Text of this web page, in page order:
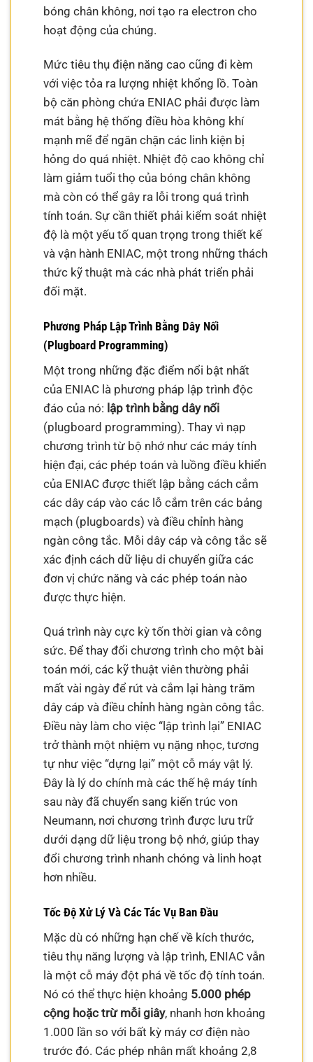
bóng chân không, nơi tạo ra electron cho
hoạt động của chúng.
Mức tiêu thụ điện năng cao cũng đi kèm
với việc tỏa ra lượng nhiệt khổng lồ. Toàn
bộ căn phòng chứa ENIAC phải được làm
mát bằng hệ thống điều hòa không khí
mạnh mẽ để ngăn chặn các linh kiện bị
hỏng do quá nhiệt. Nhiệt độ cao không chỉ
làm giảm tuổi thọ của bóng chân không
mà còn có thể gây ra lỗi trong quá trình
tính toán. Sự cần thiết phải kiểm soát nhiệt
độ là một yếu tố quan trọng trong thiết kế
và vận hành ENIAC, một trong những thách
thức kỹ thuật mà các nhà phát triển phải
đối mặt.
Phương Pháp Lập Trình Bằng Dây Nối
(Plugboard Programming)
Một trong những đặc điểm nổi bật nhất
của ENIAC là phương pháp lập trình độc
đáo của nó: lập trình bằng dây nối
(plugboard programming). Thay vì nạp
chương trình từ bộ nhớ như các máy tính
hiện đại, các phép toán và luồng điều khiển
của ENIAC được thiết lập bằng cách cắm
các dây cáp vào các lỗ cắm trên các bảng
mạch (plugboards) và điều chỉnh hàng
ngàn công tắc. Mỗi dây cáp và công tắc sẽ
xác định cách dữ liệu di chuyển giữa các
đơn vị chức năng và các phép toán nào
được thực hiện.
Quá trình này cực kỳ tốn thời gian và công
sức. Để thay đổi chương trình cho một bài
toán mới, các kỹ thuật viên thường phải
mất vài ngày để rút và cắm lại hàng trăm
dây cáp và điều chỉnh hàng ngàn công tắc.
Điều này làm cho việc “lập trình lại” ENIAC
trở thành một nhiệm vụ nặng nhọc, tương
tự như việc “dựng lại” một cỗ máy vật lý.
Đây là lý do chính mà các thế hệ máy tính
sau này đã chuyển sang kiến trúc von
Neumann, nơi chương trình được lưu trữ
dưới dạng dữ liệu trong bộ nhớ, giúp thay
đổi chương trình nhanh chóng và linh hoạt
hơn nhiều.
Tốc Độ Xử Lý Và Các Tác Vụ Ban Đầu
Mặc dù có những hạn chế về kích thước,
tiêu thụ năng lượng và lập trình, ENIAC vẫn
là một cỗ máy đột phá về tốc độ tính toán.
Nó có thể thực hiện khoảng 5.000 phép
cộng hoặc trừ mỗi giây, nhanh hơn khoảng
1.000 lần so với bất kỳ máy cơ điện nào
trước đó. Các phép nhân mất khoảng 2,8